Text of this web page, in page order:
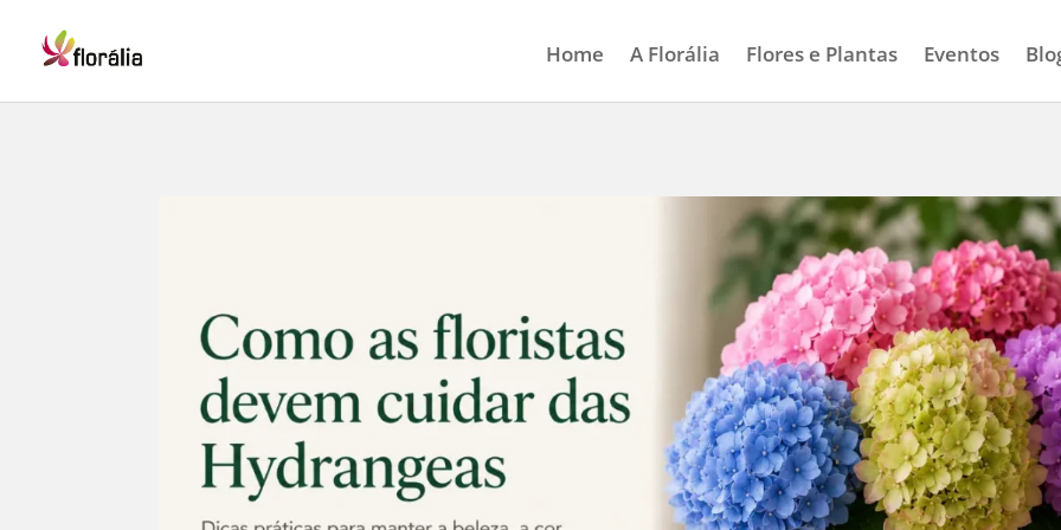
Home A Florália Flores e Plantas Eventos